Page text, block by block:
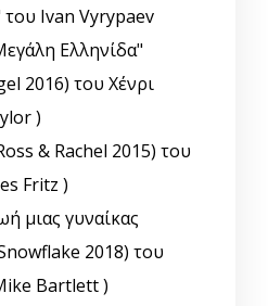
Ivan Vyrypaev
Ελληνίδα"
2016) του Χένρι
)
& Rachel 2015) του
Fritz )
μιας γυναίκας
2018) του
Bartlett )